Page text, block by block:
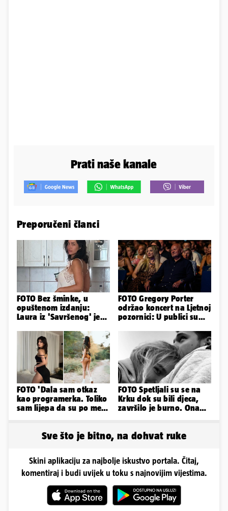
Prati naše kanale
Preporučeni članci
FOTO Bez šminke, u
opuštenom izdanju:
Laura iz 'Savršenog' je
odmora
FOTO Gregory Porter
održao koncert na Ljetnoj
pozornici: U publici su
FOTO 'Dala sam otkaz
kao programerka. Toliko
sam lijepa da su po meni
FOTO Spetljali su se na
Krku dok su bili djeca,
završilo je burno. Ona
Sve što je bitno, na dohvat ruke
Skini aplikaciju za najbolje iskustvo portala. Čitaj,
komentiraj i budi uvijek u toku s najnovijim vijestima.